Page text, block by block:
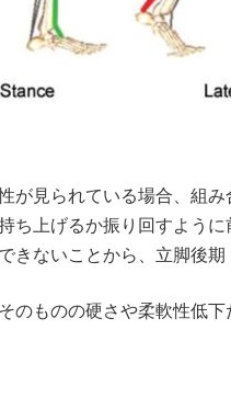
が見られている場合、組
ち上げるか振り回すよう
きないことから、立脚後
のものの硬さや柔軟性低